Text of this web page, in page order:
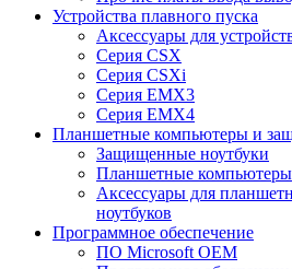
Устройства плавного пуска
Аксессуары для
Серия CSX
Серия CSXi
Серия EMX3
Серия EMX4
Планшетные компьютеры и
Защищенные ноутбуки
Планшетные компьютеры
Аксессуары для
ноутбуков
Программное обеспечение
ПО Microsoft OEM